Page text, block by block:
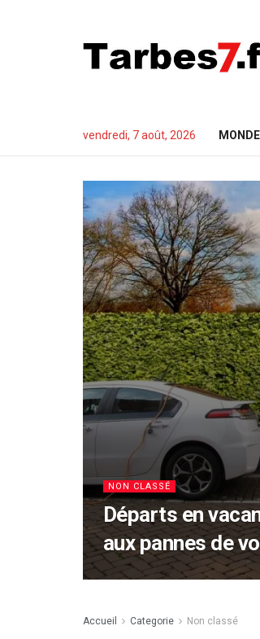
vendredi, 7 août, 2026 MONDE
NON CLASSÉ
Départs en
aux pannes de
Accueil Categorie Non classé